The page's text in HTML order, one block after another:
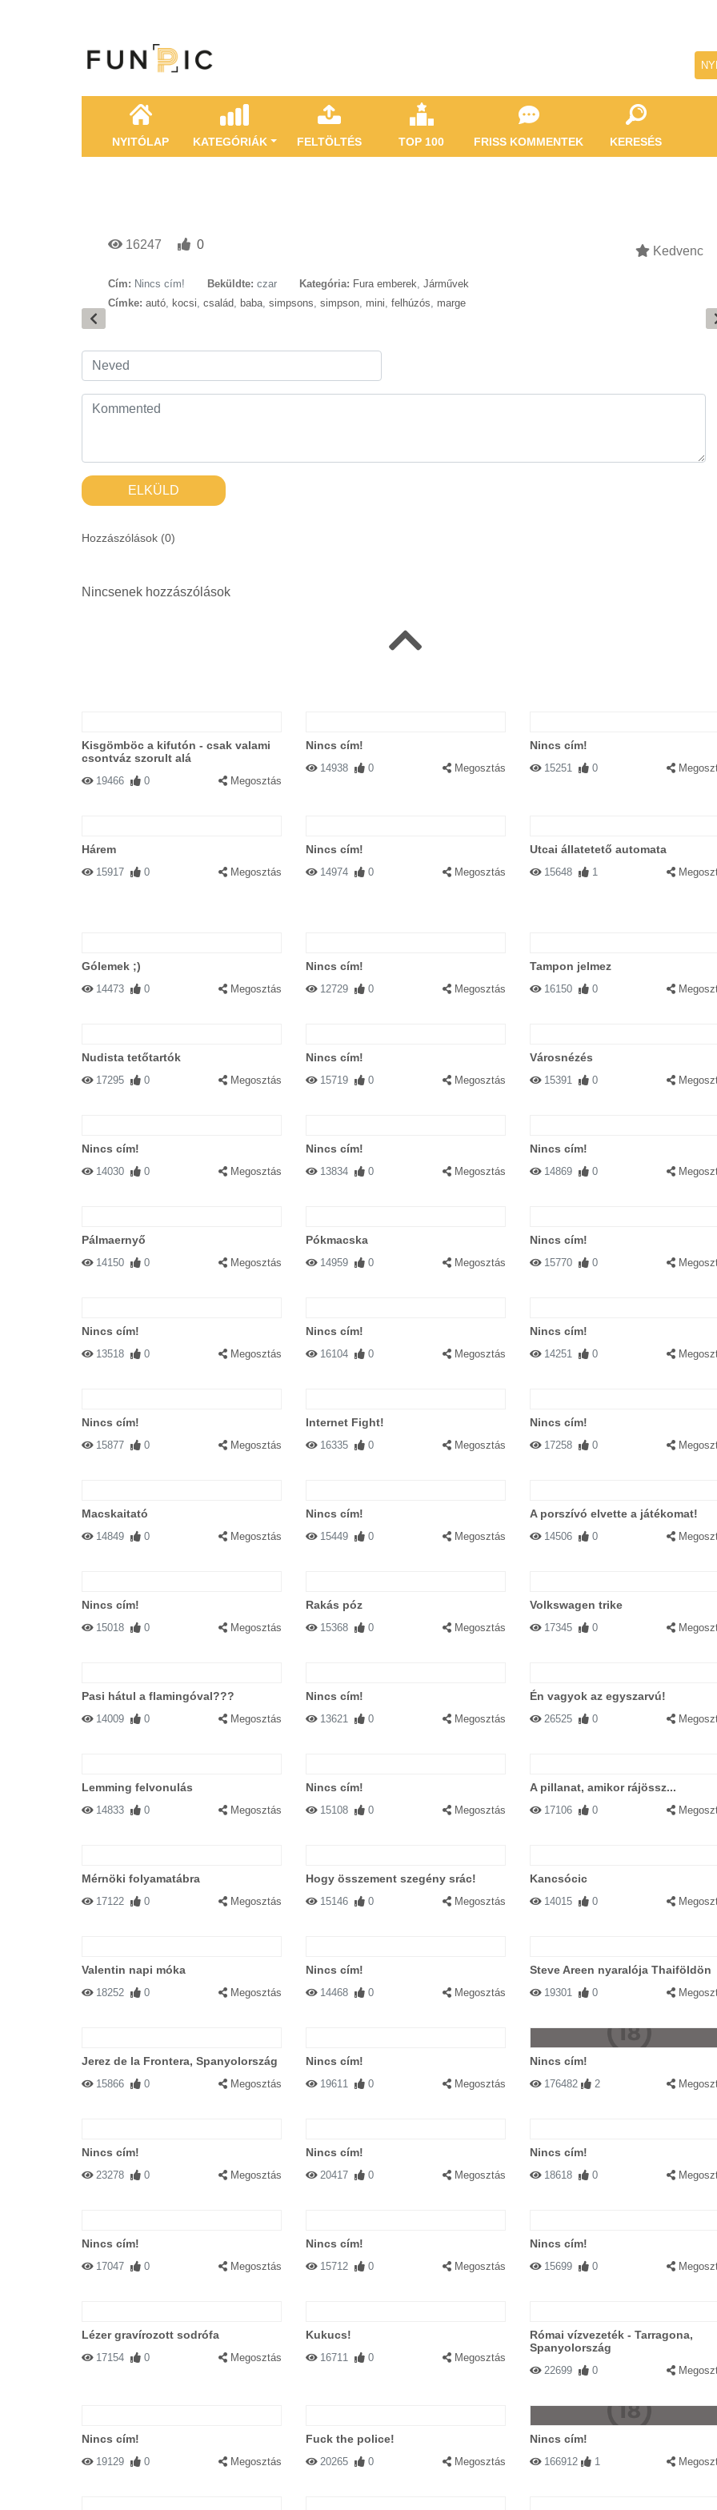
NYITÓLAP KATEGÓRIÁK FELTÖLTÉS TOP 100 FRISS KOMMENTEK KERESÉS
16247 0 Kedvenc
Cím: Nincs cím! Beküldte: czar Kategória: Fura emberek, Járművek
Címke: autó, kocsi, család, baba, simpsons, simpson, mini, felhúzós, marge
ELKÜLD
Hozzászólások (0)
Nincsenek hozzászólások
Kisgömböc a kifutón - csak valami
csontváz szorult alá
19466 0 Megosztás
Nincs cím!
14938 0 Megosztás
Nincs cím!
15251 0
Hárem
15917 0 Megosztás
Nincs cím!
14974 0 Megosztás
Utcai állatetető automata
15648 1
Gólemek ;)
14473 0 Megosztás
Nincs cím!
12729 0 Megosztás
Tampon jelmez
16150 0
Nudista tetőtartók
17295 0 Megosztás
Nincs cím!
15719 0 Megosztás
Városnézés
15391 0
Nincs cím!
14030 0 Megosztás
Nincs cím!
13834 0 Megosztás
Nincs cím!
14869 0
Pálmaernyő
14150 0 Megosztás
Pókmacska
14959 0 Megosztás
Nincs cím!
15770 0
Nincs cím!
13518 0 Megosztás
Nincs cím!
16104 0 Megosztás
Nincs cím!
14251 0
Nincs cím!
15877 0 Megosztás
Internet Fight!
16335 0 Megosztás
Nincs cím!
17258 0
Macskaitató
14849 0 Megosztás
Nincs cím!
15449 0 Megosztás
A porszívó elvette a játékomat!
14506 0
Nincs cím!
15018 0 Megosztás
Rakás póz
15368 0 Megosztás
Volkswagen trike
17345 0
Pasi hátul a flamingóval???
14009 0 Megosztás
Nincs cím!
13621 0 Megosztás
Én vagyok az egyszarvú!
26525 0
Lemming felvonulás
14833 0 Megosztás
Nincs cím!
15108 0 Megosztás
A pillanat, amikor rájössz...
17106 0
Mérnöki folyamatábra
17122 0 Megosztás
Hogy összement szegény srác!
15146 0 Megosztás
Kancsócic
14015 0
Valentin napi móka
18252 0 Megosztás
Nincs cím!
14468 0 Megosztás
Steve Areen nyaralója Thaiföldön
19301 0
Jerez de la Frontera, Spanyolország
15866 0 Megosztás
Nincs cím!
19611 0 Megosztás
Nincs cím!
176482 2
Nincs cím!
23278 0 Megosztás
Nincs cím!
20417 0 Megosztás
Nincs cím!
18618 0
Nincs cím!
17047 0 Megosztás
Nincs cím!
15712 0 Megosztás
Nincs cím!
15699 0
Lézer gravírozott sodrófa
17154 0 Megosztás
Kukucs!
16711 0 Megosztás
Római vízvezeték - Tarragona,
Spanyolország
22699 0
Nincs cím!
19129 0 Megosztás
Fuck the police!
20265 0 Megosztás
Nincs cím!
166912 1